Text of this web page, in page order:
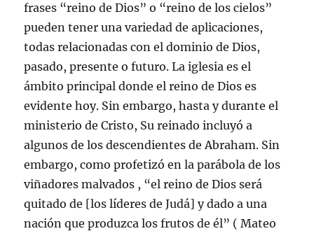
frases “reino de Dios” o “reino de los cielos”
pueden tener una variedad de aplicaciones,
todas relacionadas con el dominio de Dios,
pasado, presente o futuro. La iglesia es el
ámbito principal donde el reino de Dios es
evidente hoy. Sin embargo, hasta y durante el
ministerio de Cristo, Su reinado incluyó a
algunos de los descendientes de Abraham. Sin
embargo, como profetizó en la parábola de los
viñadores malvados , “el reino de Dios será
quitado de [los líderes de Judá] y dado a una
nación que produzca los frutos de él” ( Mateo